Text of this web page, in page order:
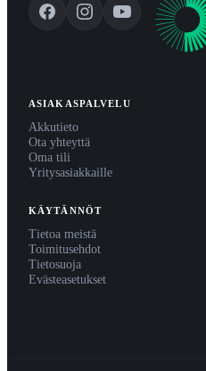
ASIAKASPALVELU
Akkutieto
Ota yhteyttä
Oma tili
Yritysasiakkaille
KÄYTÄNNÖT
Tietoa meistä
Toimitusehdot
Tietosuoja
Evästeasetukset